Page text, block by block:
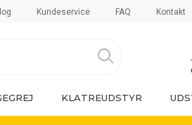
Kundeservice FAQ Kontakt
KLATREUDSTYR